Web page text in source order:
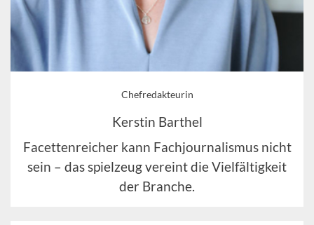
Chefredakteurin
Kerstin Barthel
Facettenreicher kann Fachjournalismus nicht
sein – das spielzeug vereint die Vielfältigkeit
der Branche.